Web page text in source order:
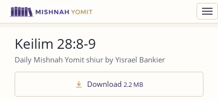
Keilim 28:8-9
Daily Mishnah Yomit shiur by Yisrael Bankier
Download 2.2 MB